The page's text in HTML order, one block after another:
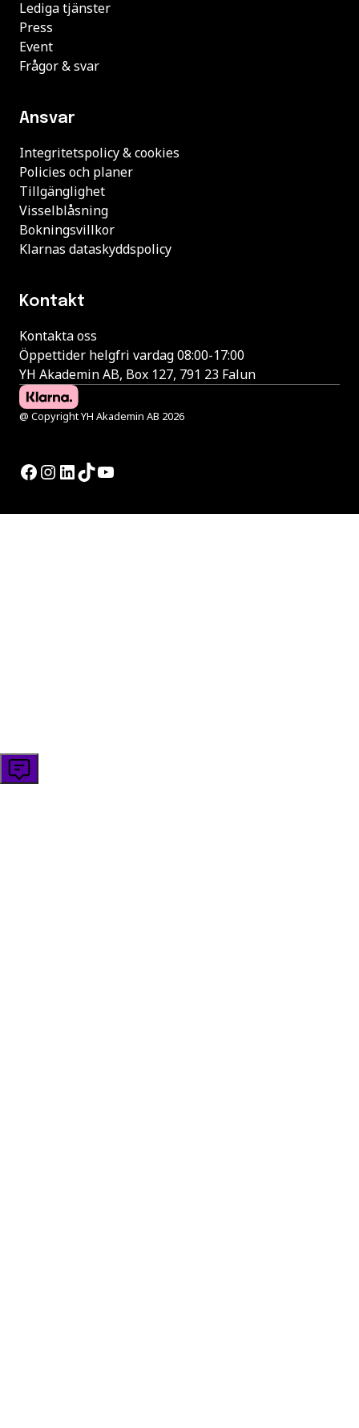
Lediga tjänster
Press
Event
Frågor & svar
Ansvar
Integritetspolicy & cookies
Policies och planer
Tillgänglighet
Visselblåsning
Bokningsvillkor
Klarnas dataskyddspolicy
Kontakt
Kontakta oss
Öppettider helgfri vardag 08:00-17:00
YH Akademin AB, Box 127, 791 23 Falun
@ Copyright YH Akademin AB 2026
Facebook
Instagram
LinkedIn
TikTok
YouTube